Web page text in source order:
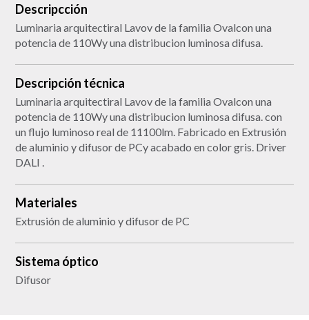
Descripcción
Luminaria arquitectiral Lavov de la familia Ovalcon una
potencia de 110Wy una distribucion luminosa difusa.
Descripción técnica
Luminaria arquitectiral Lavov de la familia Ovalcon una
potencia de 110Wy una distribucion luminosa difusa. con
un flujo luminoso real de 11100lm. Fabricado en Extrusión
de aluminio y difusor de PCy acabado en color gris. Driver
DALI .
Materiales
Extrusión de aluminio y difusor de PC
Sistema óptico
Difusor